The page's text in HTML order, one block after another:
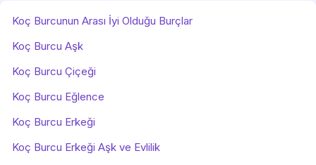
Koç Burcunun Arası İyi Olduğu Burçlar
Koç Burcu Aşk
Koç Burcu Çiçeği
Koç Burcu Eğlence
Koç Burcu Erkeği
Koç Burcu Erkeği Aşk ve Evlilik